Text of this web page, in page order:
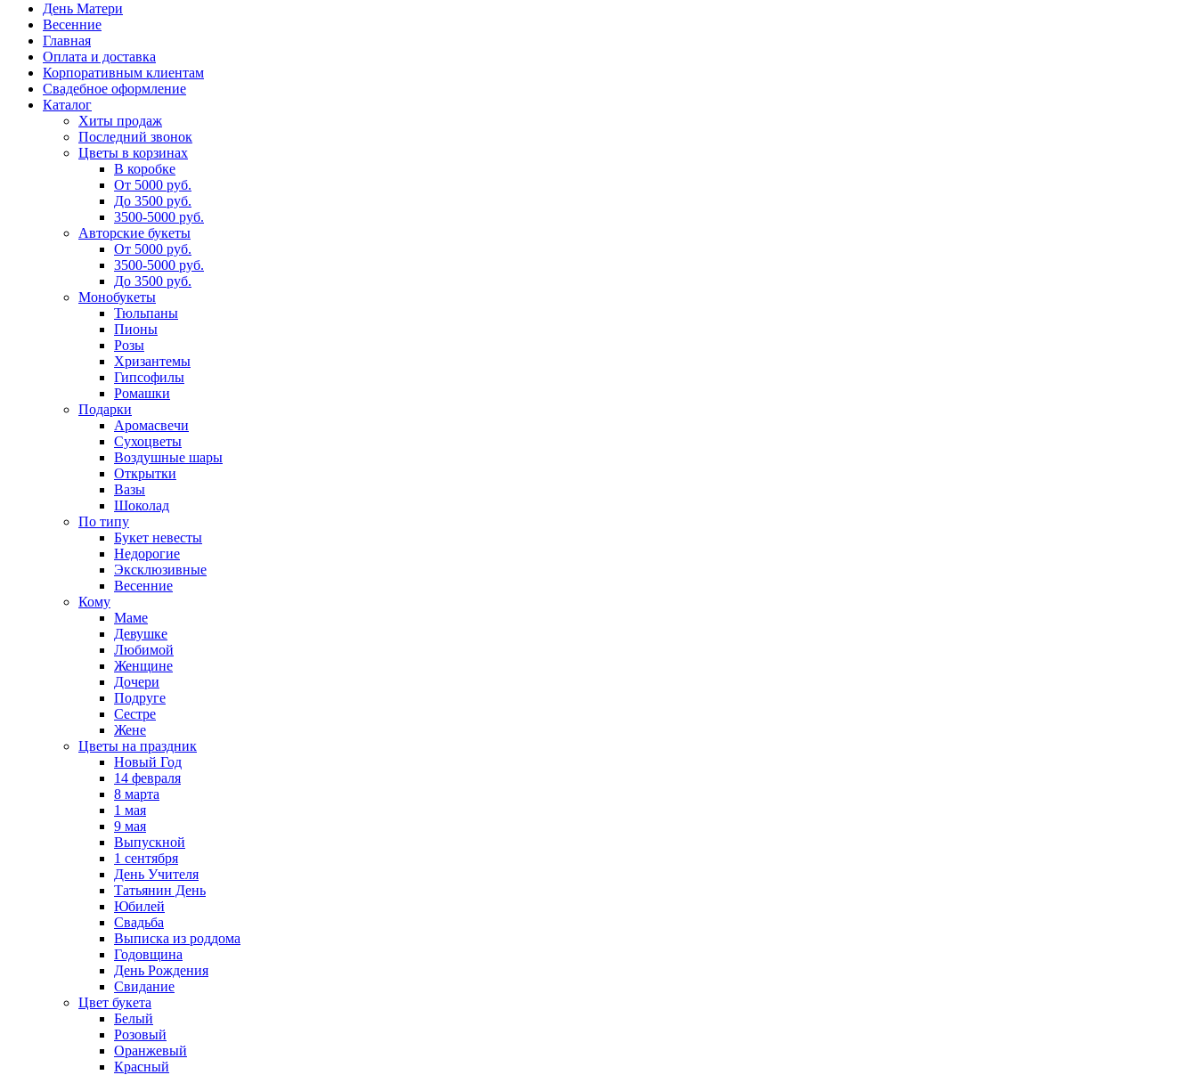
День Матери
Весенние
Главная
Оплата и доставка
Корпоративным клиентам
Свадебное оформление
Каталог
Хиты продаж
Последний звонок
Цветы в корзинах
В коробке
От 5000 руб.
До 3500 руб.
3500-5000 руб.
Авторские букеты
От 5000 руб.
3500-5000 руб.
До 3500 руб.
Монобукеты
Тюльпаны
Пионы
Розы
Хризантемы
Гипсофилы
Ромашки
Подарки
Аромасвечи
Сухоцветы
Воздушные шары
Открытки
Вазы
Шоколад
По типу
Букет невесты
Недорогие
Эксклюзивные
Весенние
Кому
Маме
Девушке
Любимой
Женщине
Дочери
Подруге
Сестре
Жене
Цветы на праздник
Новый Год
14 февраля
8 марта
1 мая
9 мая
Выпускной
1 сентября
День Учителя
Татьянин День
Юбилей
Свадьба
Выписка из роддома
Годовщина
День Рождения
Свидание
Цвет букета
Белый
Розовый
Оранжевый
Красный